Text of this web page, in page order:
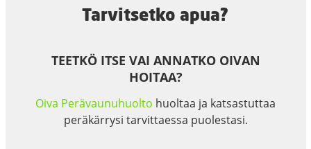
Tarvitsetko apua?
TEETKÖ ITSE VAI ANNATKO OIVAN
HOITAA?
Oiva Perävaunuhuolto huoltaa ja katsastuttaa
peräkärrysi tarvittaessa puolestasi.